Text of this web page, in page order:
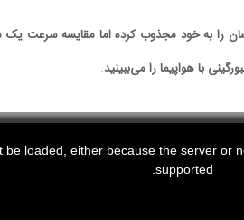
را به خود مجذوب کرده اما مقایسه سرعت یک
با هواپیما را می‌ببینید.
be loaded, either because the server or
supported.